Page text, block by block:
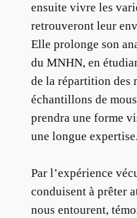
ensuite vivre les
retrouveront leur
Elle prolonge son
du MNHN, en
de la répartition des
échantillons de
prendra une forme
une longue expertise.
Par l’expérience
conduisent à prêter
nous entourent,